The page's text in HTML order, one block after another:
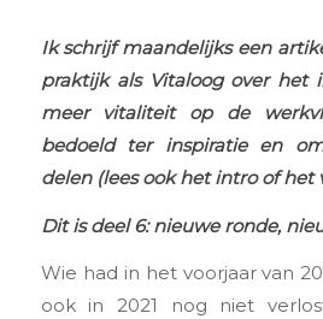
Ik schrijf maandelijks een
praktijk als Vitaloog over het
meer vitaliteit op de
bedoeld ter inspiratie en
delen (lees ook hetintroof het
Dit is deel 6: nieuwe ronde,
Wie had in het voorjaar van
ook in 2021 nog niet